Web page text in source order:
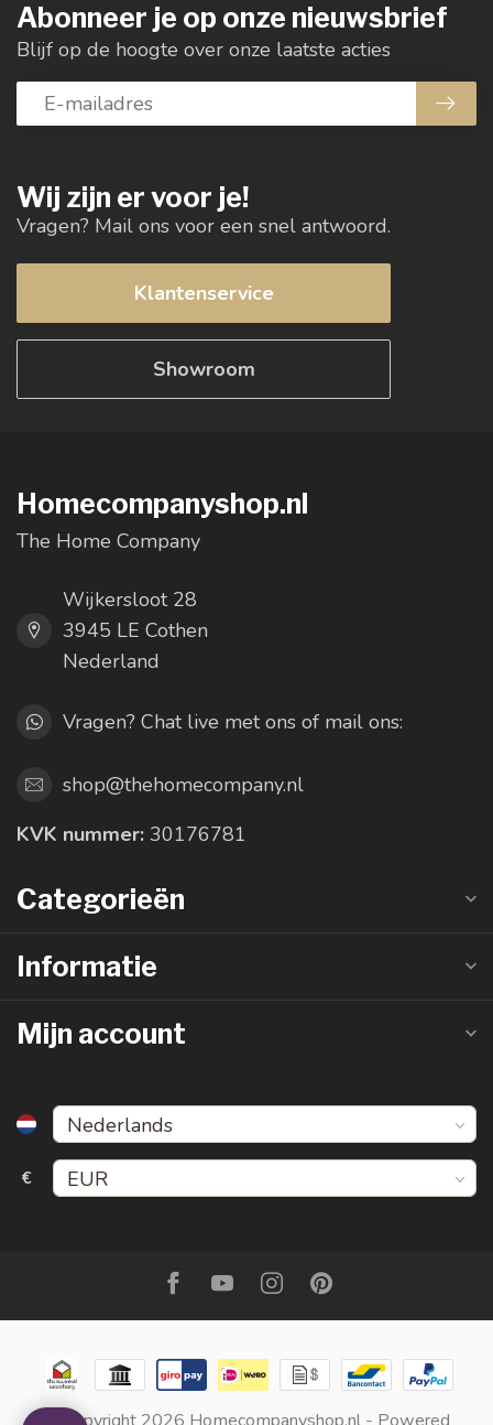
Wij zijn er voor je!
Vragen? Mail ons voor een snel antwoord.
Klantenservice
Showroom
Abonneer je op onze nieuwsbrief
Blijf op de hoogte over onze laatste acties
Homecompanyshop.nl
The Home Company
Wijkersloot 28
3945 LE Cothen
Nederland
Vragen? Chat live met ons of mail ons:
shop@thehomecompany.nl
KVK nummer: 30176781
Categorieën
Informatie
Mijn account
€